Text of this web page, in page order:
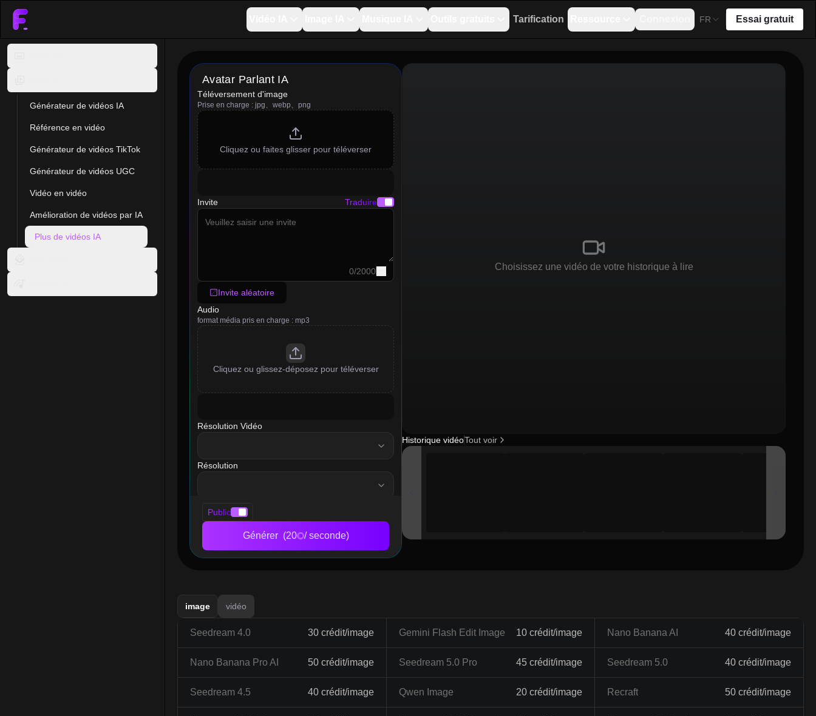
Tarification FR Essai gratuit
Générateur de vidéos IA
Référence en vidéo
Générateur de vidéos TikTok
Générateur de vidéos UGC
Vidéo en vidéo
Amélioration de vidéos par IA
Plus de vidéos IA
Avatar Parlant IA
Téléversement d'image
Prise en charge : jpg、webp、png
Cliquez ou faites glisser pour téléverser
Invite Traduire
0/2000
Invite aléatoire
Audio
format média pris en charge : mp3
Cliquez ou glissez-déposez pour téléverser
Résolution Vidéo
Résolution
Public
Générer(20 / seconde)
Choisissez une vidéo de votre historique à lire
Historique vidéoTout voir
image vidéo
Seedream 4.0 30 crédit/image Gemini Flash Edit Image 10 crédit/image Nano Banana AI 40 crédit/image
Nano Banana Pro AI 50 crédit/image Seedream 5.0 Pro 45 crédit/image Seedream 5.0 40 crédit/image
Seedream 4.5 40 crédit/image Qwen Image 20 crédit/image Recraft 50 crédit/image